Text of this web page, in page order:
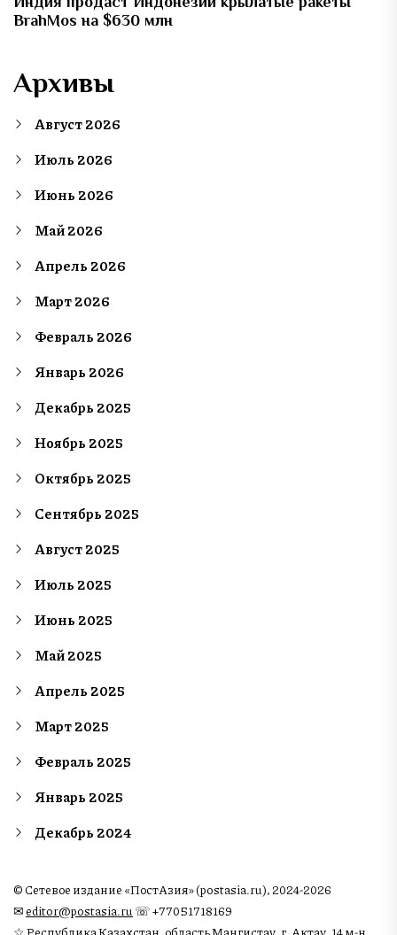
BrahMos на $630 млн
Архивы
Август 2026
Июль 2026
Июнь 2026
Май 2026
Апрель 2026
Март 2026
Февраль 2026
Январь 2026
Декабрь 2025
Ноябрь 2025
Октябрь 2025
Сентябрь 2025
Август 2025
Июль 2025
Июнь 2025
Май 2025
Апрель 2025
Март 2025
Февраль 2025
Январь 2025
Декабрь 2024
© Сетевое издание «ПостАзия» (postasia.ru), 2024-2026
✉︎editor@postasia.ru ☏ +77051718169